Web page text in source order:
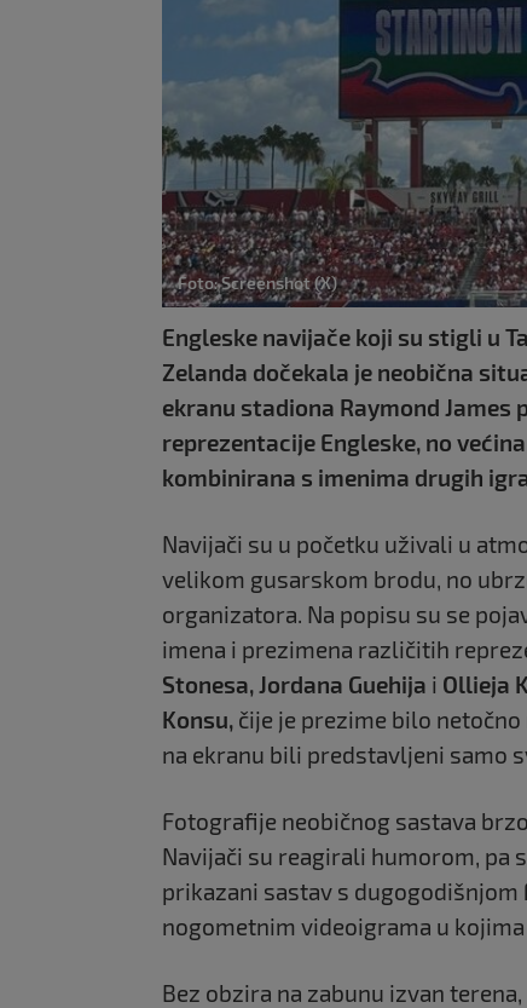
Foto: Screenshot (X)
Engleske navijače koji su stigli u
Zelanda dočekala je neobična
ekranu stadiona Raymond
reprezentacije Engleske, no
kombinirana s imenima drugih
Navijači su u početku uživali u
velikom gusarskom brodu, no
organizatora. Na popisu su se
imena i prezimena različitih
Stonesa, Jordana Guehija i Ollieja
Konsu, čije je prezime bilo netočno
na ekranu bili predstavljeni samo
Fotografije neobičnog sastava
Navijači su reagirali humorom, pa
prikazani sastav s dugogodišnjom
nogometnim videoigrama u
Bez obzira na zabunu izvan